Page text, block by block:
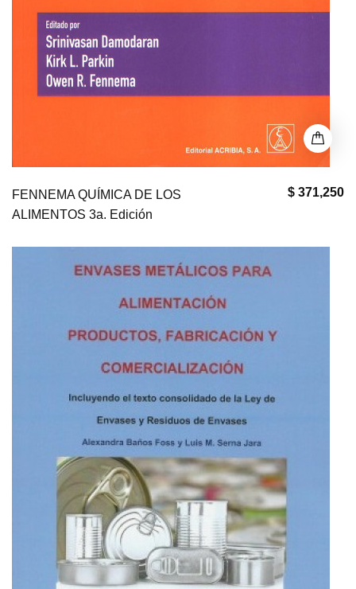
$ 371,250
FENNEMA QUÍMICA DE LOS
ALIMENTOS 3a. Edición